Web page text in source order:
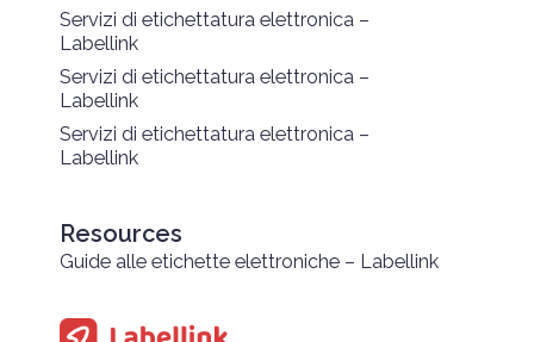
Servizi di etichettatura elettronica –
Labellink
Servizi di etichettatura elettronica –
Labellink
Servizi di etichettatura elettronica –
Labellink
Resources
Guide alle etichette elettroniche – Labellink